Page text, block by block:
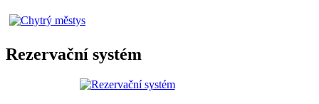
Rezervační systém